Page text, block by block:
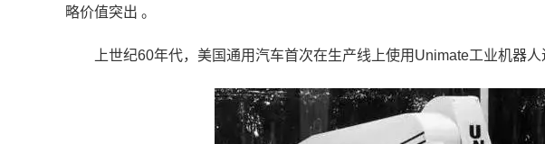
略价值突出‌ ‌。
上世纪60年代，美国通用汽车首次在生产线上使用Unimate工业机器人